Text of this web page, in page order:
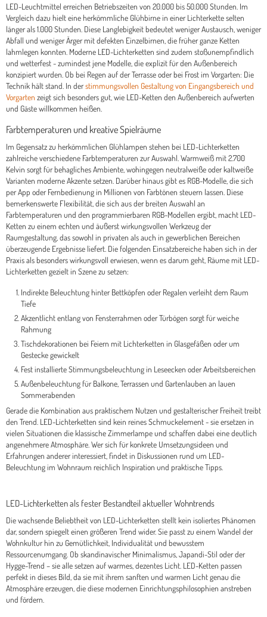
LED-Leuchtmittel erreichen Betriebszeiten von 20.000 bis 50.000 Stunden. Im
Vergleich dazu hielt eine herkömmliche Glühbirne in einer Lichterkette selten
länger als 1.000 Stunden. Diese Langlebigkeit bedeutet weniger Austausch, weniger
Abfall und weniger Ärger mit defekten Einzelbirnen, die früher ganze Ketten
lahmlegen konnten. Moderne LED-Lichterketten sind zudem stoßunempfindlich
und wetterfest - zumindest jene Modelle, die explizit für den Außenbereich
konzipiert wurden. Ob bei Regen auf der Terrasse oder bei Frost im Vorgarten: Die
Technik hält stand. In derstimmungsvollen Gestaltung von Eingangsbereich und
Vorgarten zeigt sich besonders gut, wie LED-Ketten den Außenbereich aufwerten
und Gäste willkommen heißen.
Farbtemperaturen und kreative Spielräume
Im Gegensatz zu herkömmlichen Glühlampen stehen bei LED-Lichterketten
zahlreiche verschiedene Farbtemperaturen zur Auswahl. Warmweiß mit 2.700
Kelvin sorgt für behagliches Ambiente, wohingegen neutralweiße oder kaltweiße
Varianten moderne Akzente setzen. Darüber hinaus gibt es RGB-Modelle, die sich
per App oder Fernbedienung in Millionen von Farbtönen steuern lassen. Diese
bemerkenswerte Flexibilität, die sich aus der breiten Auswahl an
Farbtemperaturen und den programmierbaren RGB-Modellen ergibt, macht LED-
Ketten zu einem echten und äußerst wirkungsvollen Werkzeug der
Raumgestaltung, das sowohl in privaten als auch in gewerblichen Bereichen
überzeugende Ergebnisse liefert. Die folgenden Einsatzbereiche haben sich in der
Praxis als besonders wirkungsvoll erwiesen, wenn es darum geht, Räume mit LED-
Lichterketten gezielt in Szene zu setzen:
Indirekte Beleuchtung hinter Bettköpfen oder Regalen verleiht dem Raum
Tiefe
Akzentlicht entlang von Fensterrahmen oder Türbögen sorgt für weiche
Rahmung
Tischdekorationen bei Feiern mit Lichterketten in Glasgefäßen oder um
Gestecke gewickelt
Fest installierte Stimmungsbeleuchtung in Leseecken oder Arbeitsbereichen
Außenbeleuchtung für Balkone, Terrassen und Gartenlauben an lauen
Sommerabenden
Gerade die Kombination aus praktischem Nutzen und gestalterischer Freiheit treibt
den Trend. LED-Lichterketten sind kein reines Schmuckelement - sie ersetzen in
vielen Situationen die klassische Zimmerlampe und schaffen dabei eine deutlich
angenehmere Atmosphäre. Wer sich für konkrete Umsetzungsideen und
Erfahrungen anderer interessiert, findet in Diskussionen rund um LED-
Beleuchtung im Wohnraum reichlich Inspiration und praktische Tipps.
LED-Lichterketten als fester Bestandteil aktueller Wohntrends
Die wachsende Beliebtheit von LED-Lichterketten stellt kein isoliertes Phänomen
dar, sondern spiegelt einen größeren Trend wider. Sie passt zu einem Wandel der
Wohnkultur hin zu Gemütlichkeit, Individualität und bewusstem
Ressourcenumgang. Ob skandinavischer Minimalismus, Japandi-Stil oder der
Hygge-Trend – sie alle setzen auf warmes, dezentes Licht. LED-Ketten passen
perfekt in dieses Bild, da sie mit ihrem sanften und warmen Licht genau die
Atmosphäre erzeugen, die diese modernen Einrichtungsphilosophien anstreben
und fördern.